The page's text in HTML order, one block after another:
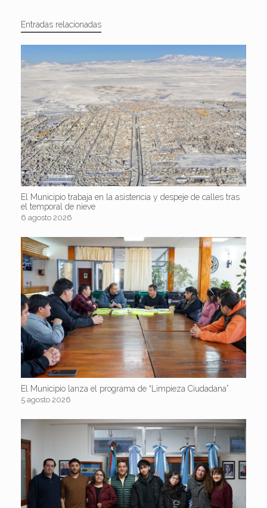
Entradas relacionadas
El Municipio trabaja en la asistencia y despeje de calles tras
el temporal de nieve
6 agosto 2026
El Municipio lanza el programa de “Limpieza Ciudadana”
5 agosto 2026